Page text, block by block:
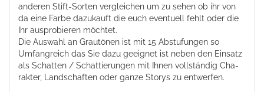
anderen Stift-Sorten vergleichen um zu sehen ob ihr von
da eine Farbe dazukauft die euch eventuell fehlt oder die
Ihr ausprobieren möchtet.
Die Auswahl an Grautönen ist mit 15 Abstufungen so
Umfangreich das Sie dazu geeignet ist neben den Einsatz
als Schatten / Schattierungen mit Ihnen vollständig Cha­
rak­ter, Landschaften oder ganze Storys zu entwerfen.